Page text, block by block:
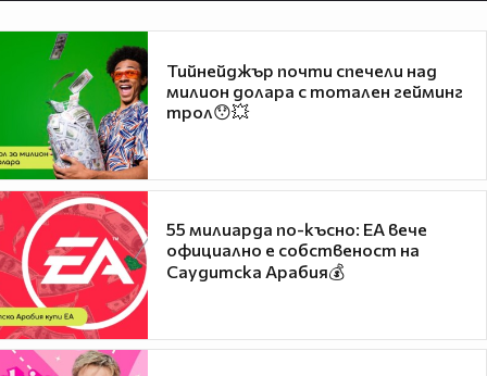
Тийнейджър почти спечели над
милион долара с тотален гейминг
трол😯💥
55 милиарда по-късно: EA вече
официално е собственост на
Саудитска Арабия💰